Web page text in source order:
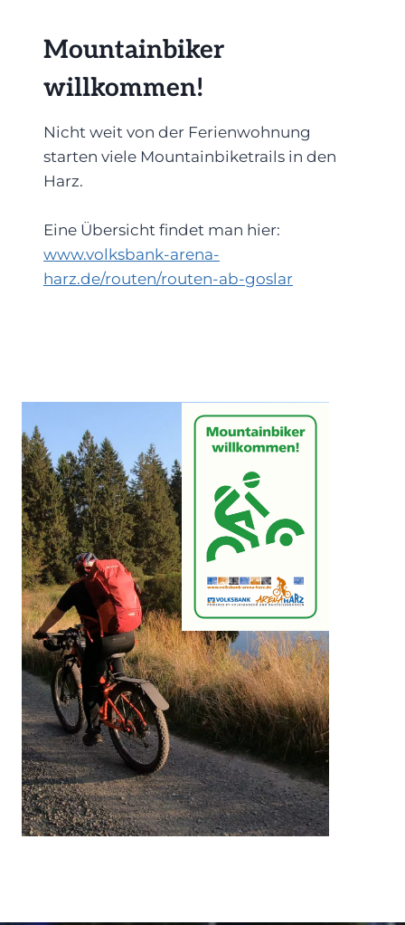
Mountainbiker
willkommen!
Nicht weit von der Ferienwohnung
starten viele Mountainbiketrails in den
Harz.
Eine Übersicht findet man hier:
www.volksbank-arena-
harz.de/routen/routen-ab-goslar